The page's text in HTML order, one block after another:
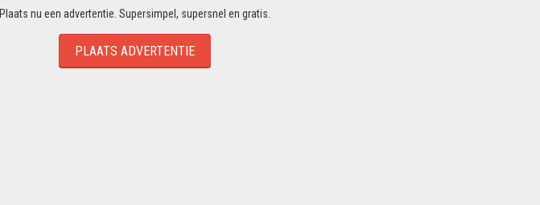
Plaats nu een advertentie. Supersimpel, supersnel en gratis.
PLAATS ADVERTENTIE